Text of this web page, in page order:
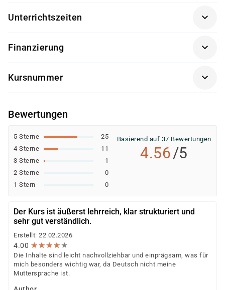
aber die Interessenten sollten über folgende
Fähigkeiten verfügen:
Freude an der Arbeit und würdevoller Umgang mit
kranken, alten und pflegebedürftigen Menschen
soziale und betreuerische Kompetenz
XI
Unterrichtszeiten
Finanzierung
persönlichen Voraussetzungen – durch verschiedene
Agentur für Arbeit (Bildungsgutschein nach SGB II
oder SGB III)
Jobcenter (können eine Förderung empfehlen
bzw. veranlassen; die Ausstellung des
Bildungsgutscheins erfolgt durch die Agentur für
Arbeit)
Europäischer Sozialfonds (ESF)
Ob eine Förderung oder Kostenübernahme möglich ist,
entscheidet der jeweilige Kostenträger nach einer
individuellen Prüfung Ihrer persönlichen
Voraussetzungen und Förderfähigkeit.
Kursnummer
Bewertungen
5 Sterne
25
4 Sterne
11
3 Sterne
1
2 Sterne
0
1 Stern
0
Basierend auf 37 Bewertungen
4.56/5
Der Kurs ist äußerst lehrreich, klar strukturiert und
sehr gut verständlich.
Erstellt: 22.02.2026
4.00 ★★★★★
★★★★★
Die Inhalte sind leicht nachvollziehbar und einprägsam, was für
mich besonders wichtig war, da Deutsch nicht meine
Muttersprache ist.